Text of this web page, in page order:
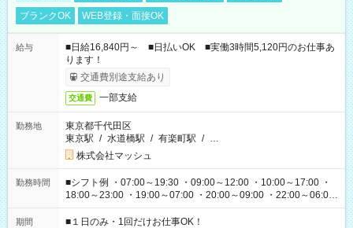
ブランクOK
WEB登録・面接OK
給与
■日給16,840円～ ■日払いOK ■実働3時間5,120円のお仕事あ
ります！
交通費別途支給あり
交通費 一部支給
勤務地
東京都千代田区
東京駅 / 水道橋駅 / 有楽町駅 / …
株式会社マッシュ
勤務時間
■シフト例 ・07:00～19:30 ・09:00～12:00 ・10:00～17:00 ・
18:00～23:00 ・19:00～07:00 ・20:00～09:00 ・22:00～06:00
etc ★最短で3時間で5,120円のお仕事から 15時間で2万円近く稼
げるお仕事も！ ご希望のお時間に合わせてご紹介！ ※シフトは
期間 ■１日のみ・1回だけお仕事OK！